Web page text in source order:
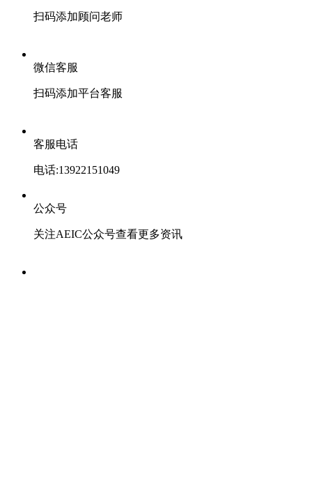
扫码添加顾问老师
微信客服
扫码添加平台客服
客服电话
电话:13922151049
公众号
关注AEIC公众号查看更多资讯